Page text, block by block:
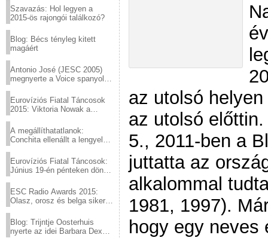
Szavazás: Hol legyen a
2015-ös rajongói találkozó?
Blog: Bécs tényleg kitett
magáért
Antonio José (JESC 2005)
megnyerte a Voice spanyol
Eurovíziós Fiatal Táncosok
2015: Viktoria Nowak a
A megállíthatatlanok:
Conchita ellenállt a lengyel
Eurovíziós Fiatal Táncosok:
Június 19-én pénteken döntő
ESC Radio Awards 2015:
Olasz, orosz és belga siker,
Blog: Trijntje Oosterhuis
nyerte az idei Barbara Dex
az utolsó
az utolsó
5., 2011-ben a
juttatta az
alkalommal
1981, 1997).
hogy egy neves